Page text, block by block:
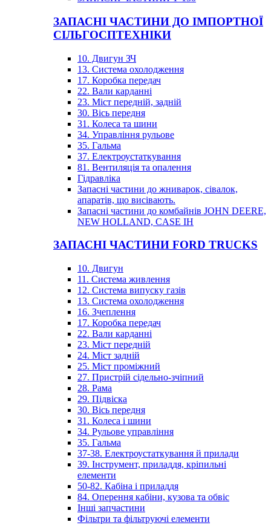
ЗАПАСНІ ЧАСТИНИ ДО ІМПОРТНОЇ
СІЛЬГОСПТЕХНІКИ
10. Двигун ЗЧ
13. Система охолодження
17. Коробка передач
22. Вали карданні
23. Міст передній, задній
30. Вісь передня
31. Колеса та шини
34. Управління рульове
35. Гальма
37. Електроустаткування
81. Вентиляція та опалення
Гідравліка
Запасні частини до жниварок, сівалок,
апаратів, що висівають.
Запасні частини до комбайнів JOHN DEERE,
NEW HOLLAND, CASE IH
ЗАПАСНІ ЧАСТИНИ FORD TRUCKS
10. Двигун
11. Система живлення
12. Система випуску газів
13. Система охолодження
16. Зчеплення
17. Коробка передач
22. Вали карданні
23. Міст передній
24. Міст задній
25. Міст проміжний
27. Пристрій сідельно-зчіпний
28. Рама
29. Підвіска
30. Вісь передня
31. Колеса і шини
34. Рульове управління
35. Гальма
37-38. Електроустаткування й прилади
39. Інструмент, приладдя, кріпильні
елементи
50-82. Кабіна і приладдя
84. Оперення кабіни, кузова та обвіс
Інші запчастини
Фільтри та фільтруючі елементи